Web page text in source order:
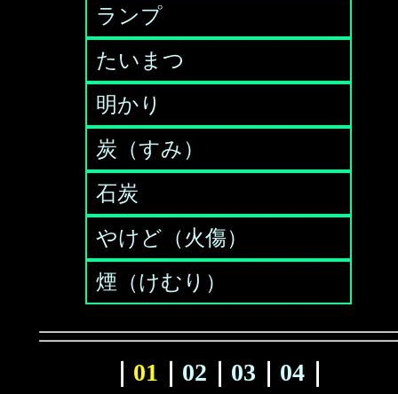
ランプ
たいまつ
明かり
炭（すみ）
石炭
やけど（火傷）
煙（けむり）
01 02 03 04｜